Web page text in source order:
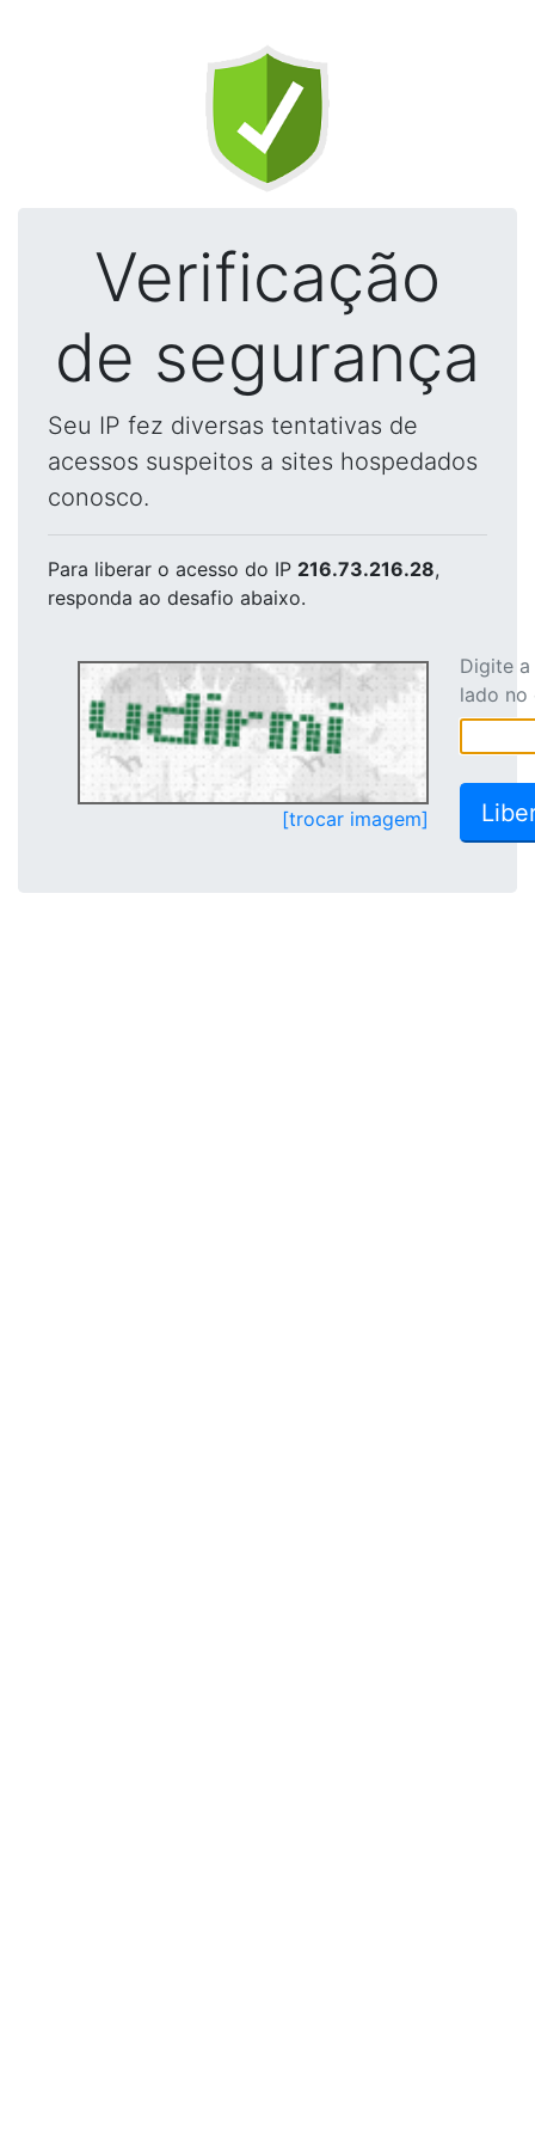
Verificação
de segurança
Seu IP fez diversas tentativas de
acessos suspeitos a sites hospedados
conosco.
Para liberar o acesso do IP 216.73.216.28,
responda ao desafio abaixo.
[trocar imagem]
Digite
lado no